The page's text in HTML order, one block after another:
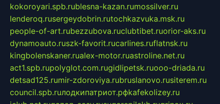
kokoroyari.spb.rublesna-kazan.rumossilver.ru
lenderoq.rusergeydobrin.rutochkazvuka.msk.ru
people-of-art.rubezzubova.ruclubtibet.ruorior-aks.ru
dynamoauto.ruszk-favorit.rucarlines.ruflatnsk.ru
kingbolenskaner.rualex-motor.ruastroline.net.ru
act1.spb.rupolyglot.com.rugidlipetsk.ruooo-driada.ru
detsad125.rumir-zdoroviya.rubruslanovo.rusiterem.ru
council.spb.ruлодкипатриот.рфkafekolizey.ru